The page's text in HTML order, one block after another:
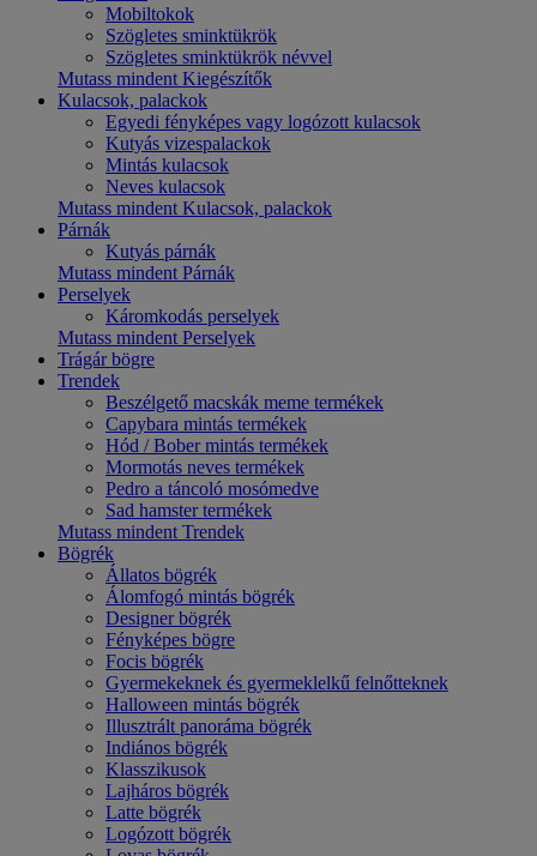
Mobiltokok
Szögletes sminktükrök
Szögletes sminktükrök névvel
Mutass mindent Kiegészítők
Kulacsok, palackok
Egyedi fényképes vagy logózott kulacsok
Kutyás vizespalackok
Mintás kulacsok
Neves kulacsok
Mutass mindent Kulacsok, palackok
Párnák
Kutyás párnák
Mutass mindent Párnák
Perselyek
Káromkodás perselyek
Mutass mindent Perselyek
Trágár bögre
Trendek
Beszélgető macskák meme termékek
Capybara mintás termékek
Hód / Bober mintás termékek
Mormotás neves termékek
Pedro a táncoló mosómedve
Sad hamster termékek
Mutass mindent Trendek
Bögrék
Állatos bögrék
Álomfogó mintás bögrék
Designer bögrék
Fényképes bögre
Focis bögrék
Gyermekeknek és gyermeklelkű felnőtteknek
Halloween mintás bögrék
Illusztrált panoráma bögrék
Indiános bögrék
Klasszikusok
Lajháros bögrék
Latte bögrék
Logózott bögrék